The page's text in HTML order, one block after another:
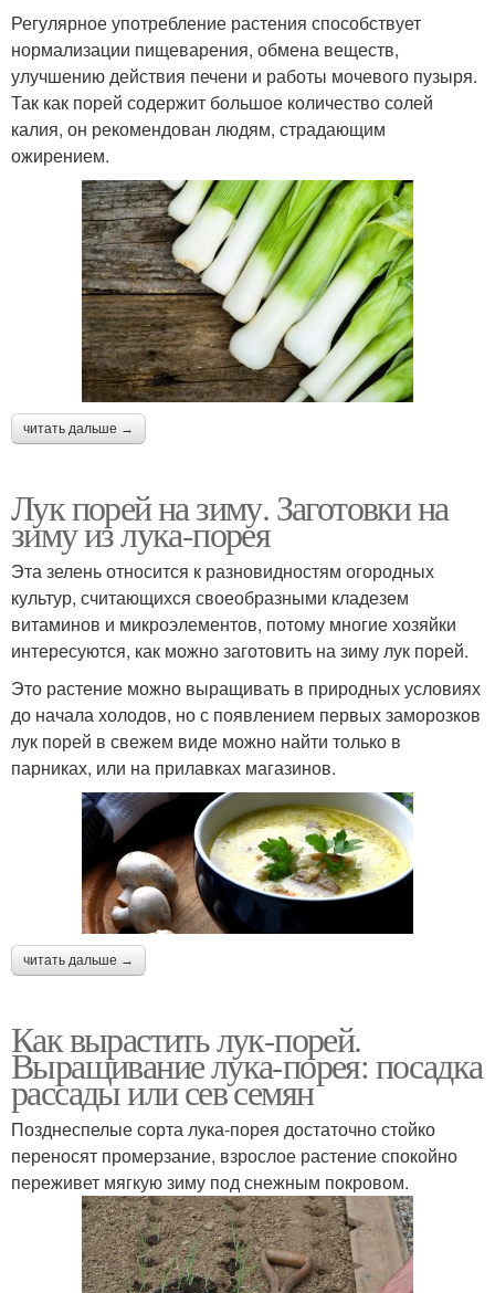
Регулярное употребление растения способствует
нормализации пищеварения, обмена веществ,
улучшению действия печени и работы мочевого пузыря.
Так как порей содержит большое количество солей
калия, он рекомендован людям, страдающим
ожирением.
читать дальше →
Лук порей на зиму. Заготовки на
зиму из лука-порея
Эта зелень относится к разновидностям огородных
культур, считающихся своеобразными кладезем
витаминов и микроэлементов, потому многие хозяйки
интересуются, как можно заготовить на зиму лук порей.
Это растение можно выращивать в природных условиях
до начала холодов, но с появлением первых заморозков
лук порей в свежем виде можно найти только в
парниках, или на прилавках магазинов.
читать дальше →
Как вырастить лук-порей.
Выращивание лука-порея: посадка
рассады или сев семян
Позднеспелые сорта лука-порея достаточно стойко
переносят промерзание, взрослое растение спокойно
переживет мягкую зиму под снежным покровом.